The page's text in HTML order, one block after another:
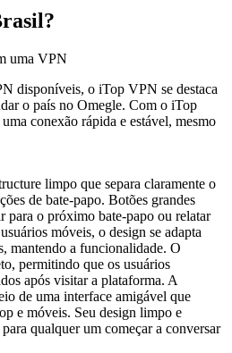
uma VPN
disponíveis, o iTop VPN se destaca
o país no Omegle. Com o iTop
conexão rápida e estável, mesmo
limpo que separa claramente o
de bate-papo. Botões grandes
para o próximo bate-papo ou relatar
móveis, o design se adapta
mantendo a funcionalidade. O
permitindo que os usuários
após visitar a plataforma. A
de uma interface amigável que
e móveis. Seu design limpo e
qualquer um começar a conversar